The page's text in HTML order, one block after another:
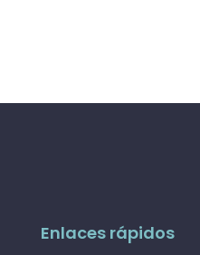
Enlaces rápidos